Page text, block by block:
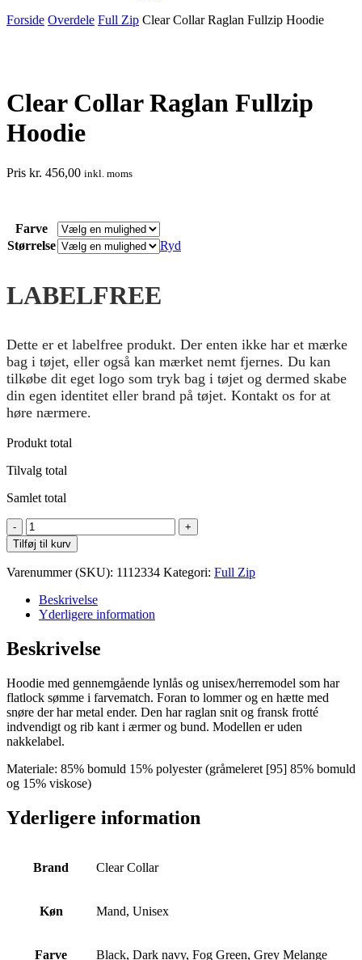
Forside Overdele Full Zip Clear Collar Raglan Fullzip Hoodie
Clear Collar Raglan Fullzip
Hoodie
Pris kr. 456,00 inkl. moms
Farve
Størrelse
Ryd
LABELFREE
Dette er et labelfree produkt. Der enten ikke har et mærke
bag i tøjet, eller også kan mærket nemt fjernes. Du kan
tilkøbe dit eget logo som tryk bag i tøjet og dermed skabe
din egen identitet eller brand på tøjet. Kontakt os for at
høre nærmere.
Produkt total
Tilvalg total
Samlet total
Clear
Collar
Raglan
Fullzip
antal
Tilføj til kurv
Varenummer (SKU): 1112334 Kategori: Full Zip
Beskrivelse
Yderligere information
Beskrivelse
Hoodie med gennemgående lynlås og unisex/herremodel som har
flatlock sømme i farvematch. Foran to lommer og en hætte med
snøre der har metal ender. Den har raglan snit og fransk frotté
indvendigt og rib kant i ærmer og bund. Modellen er uden
nakkelabel.
Materiale: 85% bomuld 15% polyester (gråmeleret [95] 85% bomuld
og 15% viskose)
Yderligere information
Brand Clear Collar
Køn Mand, Unisex
Farve Black, Dark navy, Fog Green, Grey Melange